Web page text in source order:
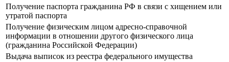
Получение паспорта гражданина РФ в связи с хищением или
утратой паспорта
Получение физическим лицом адресно-справочной
информации в отношении другого физического лица
(гражданина Российской Федерации)
Выдача выписок из реестра федерального имущества